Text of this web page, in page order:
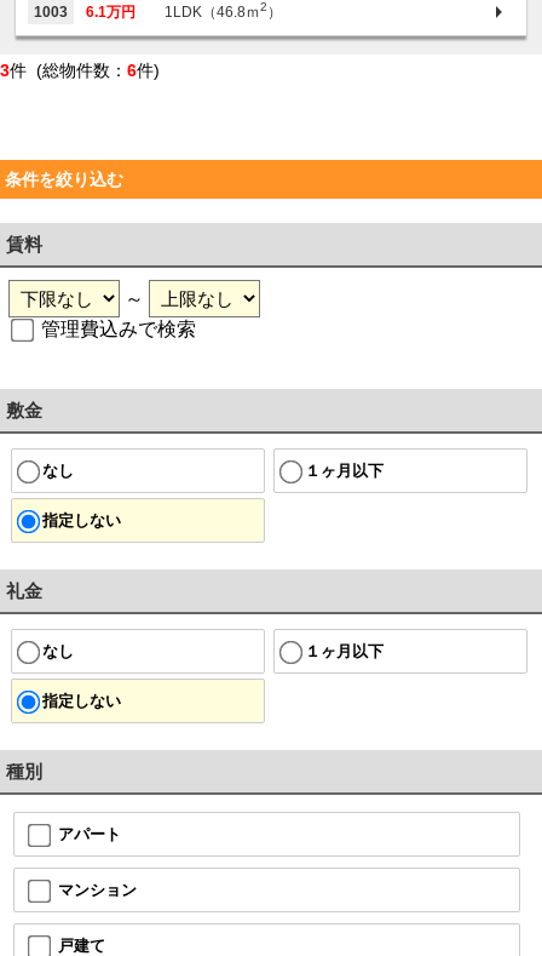
1003 6.1万円 1LDK（46.8ｍ2 ）
3件 (総物件数： 6件)
条件を絞り込む
賃料
～
管理費込みで検索
敷金
なし １ヶ月以下
指定しない
礼金
なし １ヶ月以下
指定しない
種別
アパート
マンション
戸建て